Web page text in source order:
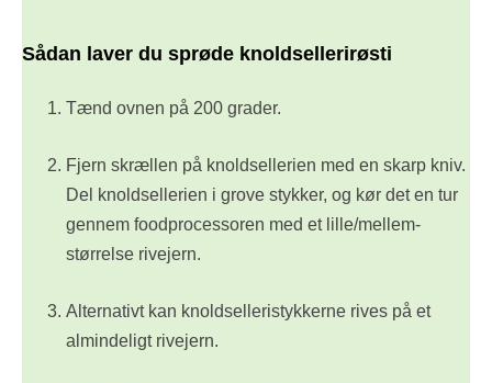
Sådan laver du sprøde knoldsellerirøsti
Tænd ovnen på 200 grader.
Fjern skrællen på knoldsellerien med en skarp kniv.
Del knoldsellerien i grove stykker, og kør det en tur
gennem foodprocessoren med et lille/mellem-
størrelse rivejern.
Alternativt kan knoldselleristykkerne rives på et
almindeligt rivejern.